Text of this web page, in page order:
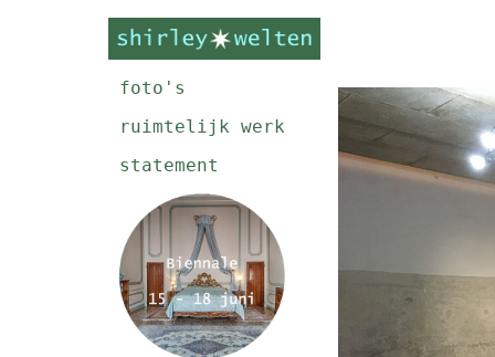
foto's
ruimtelijk werk
statement